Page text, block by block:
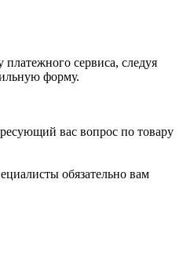
сервиса, следуя
форму.
вас вопрос по товару
обязательно вам